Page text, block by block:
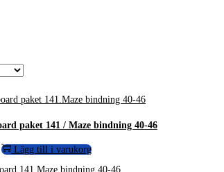
paket 141 / Maze bindning 40-46
Lägg till i varukorg